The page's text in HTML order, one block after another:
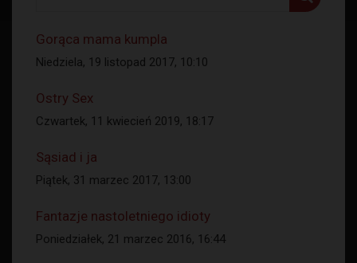
Gorąca mama kumpla
Niedziela, 19 listopad 2017, 10:10
Ostry Sex
Czwartek, 11 kwiecień 2019, 18:17
Sąsiad i ja
Piątek, 31 marzec 2017, 13:00
Fantazje nastoletniego idioty
Poniedziałek, 21 marzec 2016, 16:44